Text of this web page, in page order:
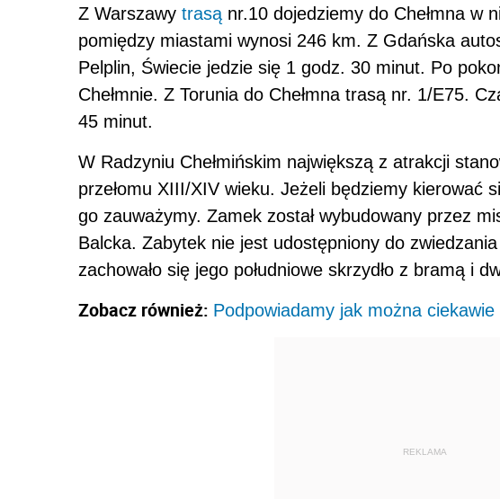
Z Warszawy trasą nr.10 dojedziemy do Chełmna w
pomiędzy miastami wynosi 246 km. Z Gdańska
Pelplin, Świecie jedzie się 1 godz. 30 minut. Po
Chełmnie. Z Torunia do Chełmna trasą nr. 1/E75.
45 minut.
W Radzyniu Chełmińskim największą z atrakcji
przełomu XIII/XIV wieku. Jeżeli będziemy kierować
go zauważymy. Zamek został wybudowany przez
Balcka. Zabytek nie jest udostępniony do
zachowało się jego południowe skrzydło z bramą i
Zobacz również: Podpowiadamy jak można
REKLAMA